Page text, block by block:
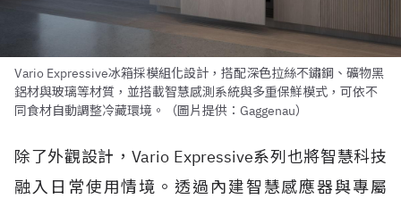
Vario Expressive冰箱採模組化設計，搭配深色拉絲不鏽鋼、礦物黑
鋁材與玻璃等材質，並搭載智慧感測系統與多重保鮮模式，可依不
同食材自動調整冷藏環境。（圖片提供：Gaggenau）
除了外觀設計，Vario Expressive系列也將智慧科技
融入日常使用情境。透過內建智慧感應器與專屬